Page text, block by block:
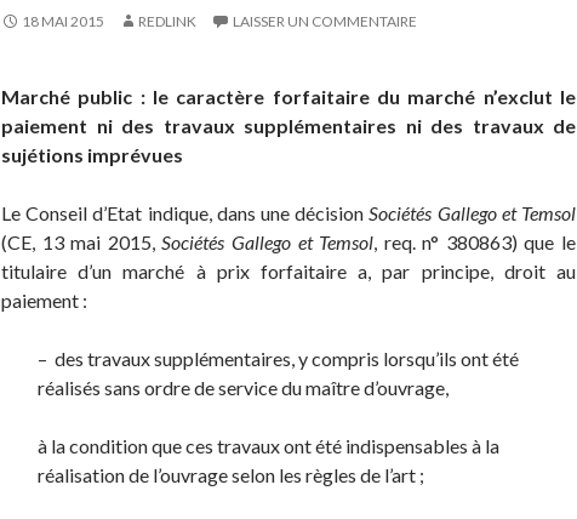
18 MAI 2015 REDLINK LAISSER UN COMMENTAIRE
Marché public : le caractère forfaitaire du marché n’exclut le
paiement ni des travaux supplémentaires ni des travaux de
sujétions imprévues
Le Conseil d’Etat indique, dans une décisionSociétés Gallego et Temsol
(CE, 13 mai 2015,Sociétés Gallego et Temsol, req. n° 380863) que le
titulaire d’un marché à prix forfaitaire a, par principe, droit au
paiement :
– des travaux supplémentaires, y compris lorsqu’ils ont été
réalisés sans ordre de service du maître d’ouvrage,
à la condition que ces travaux ont été indispensables à la
réalisation de l’ouvrage selon les règles de l’art ;